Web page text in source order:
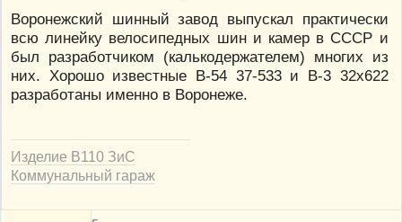
Воронежский шинный завод выпускал практически
всю линейку велосипедных шин и камер в СССР и
был разработчиком (калькодержателем) многих из
них. Хорошо известные В-54 37-533 и В-3 32х622
разработаны именно в Воронеже.
Изделие В110 ЗиС
Коммунальный гараж